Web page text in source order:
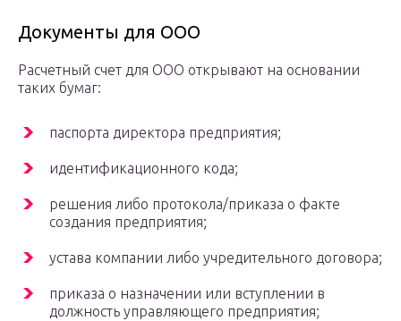
Документы для ООО
Расчетный счет для ООО открывают на основании
таких бумаг:
паспорта директора предприятия;
идентификационного кода;
решения либо протокола/приказа о факте
создания предприятия;
устава компании либо учредительного договора;
приказа о назначении или вступлении в
должность управляющего предприятия;